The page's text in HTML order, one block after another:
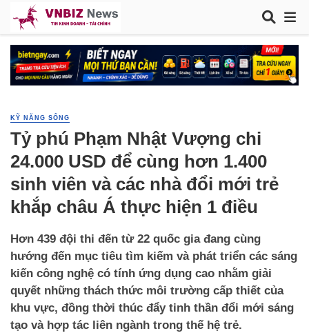
KỸ NĂNG SỐNG
Tỷ phú Phạm Nhật Vượng chi
24.000 USD để cùng hơn 1.400
sinh viên và các nhà đổi mới trẻ
khắp châu Á thực hiện 1 điều
Hơn 439 đội thi đến từ 22 quốc gia đang cùng
hướng đến mục tiêu tìm kiếm và phát triển các sáng
kiến công nghệ có tính ứng dụng cao nhằm giải
quyết những thách thức môi trường cấp thiết của
khu vực, đồng thời thúc đẩy tinh thần đổi mới sáng
tạo và hợp tác liên ngành trong thế hệ trẻ.